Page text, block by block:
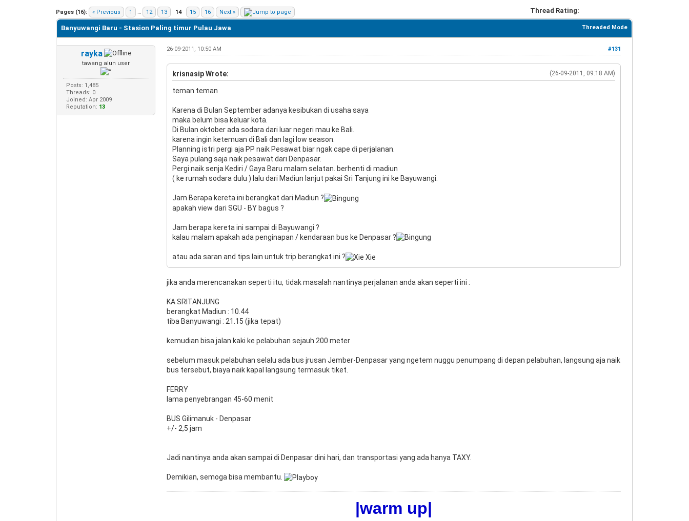
Pages (16): « Previous 1 … 12 13 14 15 16 Next » Thread Rating:
0 Vote(s) - 0 Average
1
2
3
4
5
Threaded Mode
Banyuwangi Baru - Stasion Paling timur Pulau Jawa
rayka
tawang alun user
Posts: 1,485
Threads: 0
Joined: Apr 2009
Reputation: 13
#131
26-09-2011, 10:50 AM
(26-09-2011, 09:18 AM)
krisnasip Wrote:
teman teman
Karena di Bulan September adanya kesibukan di usaha saya
maka belum bisa keluar kota.
Di Bulan oktober ada sodara dari luar negeri mau ke Bali.
karena ingin ketemuan di Bali dan lagi low season.
Planning istri pergi aja PP naik Pesawat biar ngak cape di perjalanan.
Saya pulang saja naik pesawat dari Denpasar.
Pergi naik senja Kediri / Gaya Baru malam selatan. berhenti di madiun
( ke rumah sodara dulu ) lalu dari Madiun lanjut pakai Sri Tanjung ini ke Bayuwangi.
Jam Berapa kereta ini berangkat dari Madiun ?
apakah view dari SGU - BY bagus ?
Jam berapa kereta ini sampai di Bayuwangi ?
kalau malam apakah ada penginapan / kendaraan bus ke Denpasar ?
atau ada saran and tips lain untuk trip berangkat ini ?
jika anda merencanakan seperti itu, tidak masalah nantinya perjalanan anda akan seperti ini :
KA SRITANJUNG
berangkat Madiun : 10.44
tiba Banyuwangi : 21.15 (jika tepat)
kemudian bisa jalan kaki ke pelabuhan sejauh 200 meter
sebelum masuk pelabuhan selalu ada bus jrusan Jember-Denpasar yang ngetem nuggu penumpang di depan pelabuhan, langsung aja naik
bus tersebut, biaya naik kapal langsung termasuk tiket.
FERRY
lama penyebrangan 45-60 menit
BUS Gilimanuk - Denpasar
+/- 2,5 jam
Jadi nantinya anda akan sampai di Denpasar dini hari, dan transportasi yang ada hanya TAXY.
Demikian, semoga bisa membantu.
|warm up|